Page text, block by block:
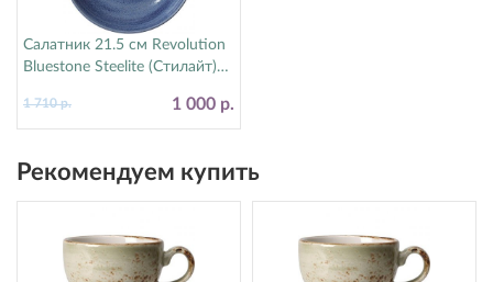
Салатник 21.5 см Revolution
Bluestone Steelite (Стилайт)
1 000 р.
1 710 р.
Рекомендуем купить